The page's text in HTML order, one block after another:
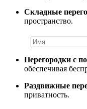
Складные
пространство.
Перегородки с
обеспечивая
Раздвижные
приватность.